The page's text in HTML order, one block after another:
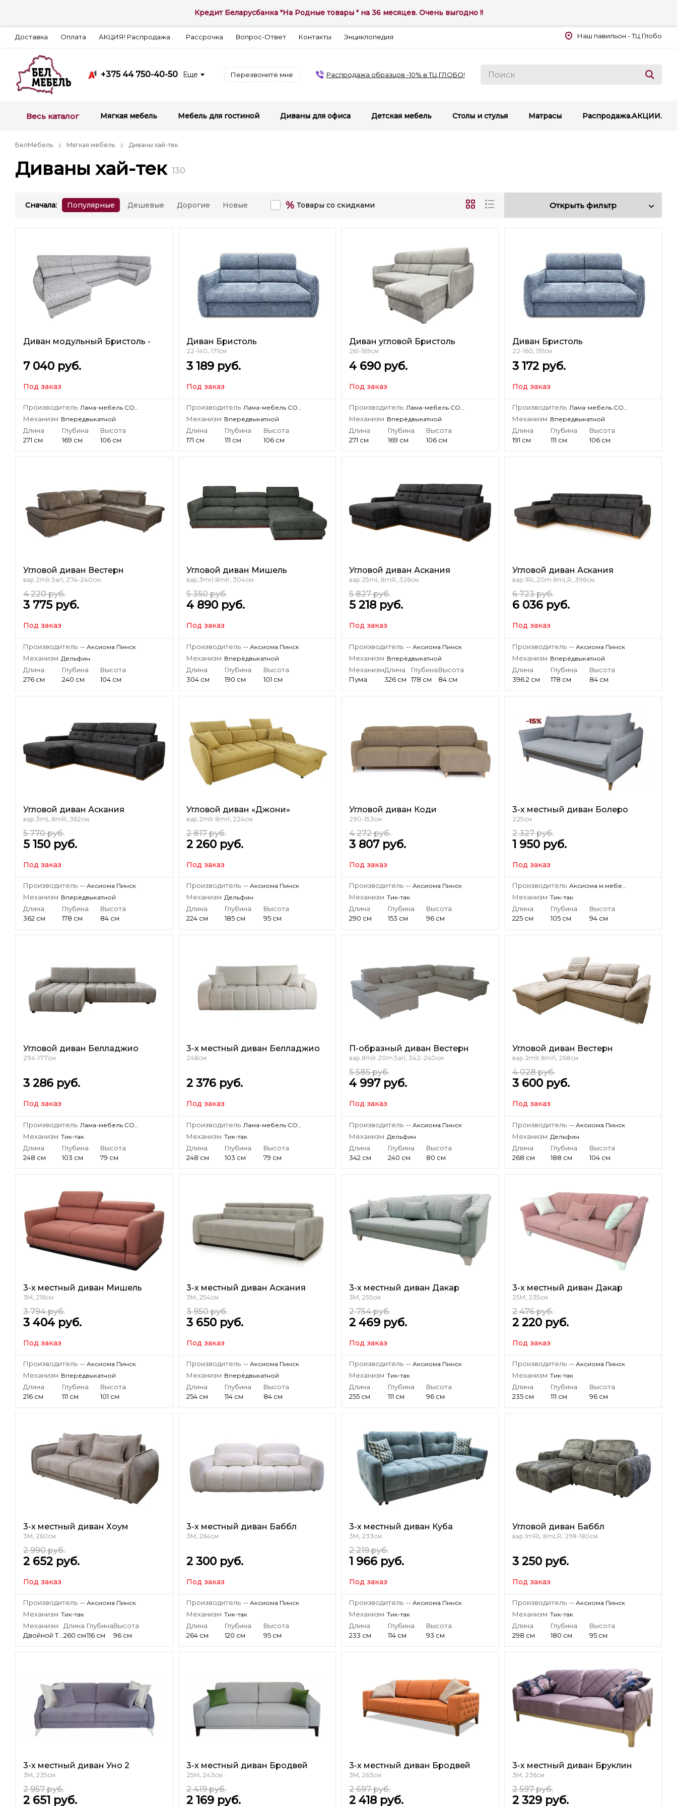
Доставка Оплата АКЦИЯ! Распродажа . Рассрочка Вопрос-Ответ Контакты Энциклопедия Наш павильон - ТЦ Глобо
+375 44 750-40-50 Еще Перезвоните мне Распродажа образцов -10% в ТЦ ГЛОБО!
Весь каталог Мягкая мебель Мебель для гостиной Диваны для офиса Детская мебель Столы и стулья Матрасы Распродажа.АКЦИИ.
БелМебель Мягкая мебель Диваны хай-тек
Диваны хай-тек 130
Сначала: Популярные Дешевые Дорогие Новые % Товары со скидками Открыть фильтр
Диван модульный Бристоль -
7 040 руб.
Под заказ
Производитель Лама-мебель СООО «Лама-мебель»
Механизм Вперёдвыкатной
Длина
271 см
Глубина
169 см
Высота
106 см
Диван Бристоль
22-140, 171см
3 189 руб.
Под заказ
Производитель Лама-мебель СООО «Лама-мебель»
Механизм Вперёдвыкатной
Длина
171 см
Глубина
111 см
Высота
106 см
Диван угловой Бристоль
261-169см
4 690 руб.
Под заказ
Производитель Лама-мебель СООО «Лама-мебель»
Механизм Вперёдвыкатной
Длина
271 см
Глубина
169 см
Высота
106 см
Диван Бристоль
22-160, 191см
3 172 руб.
Под заказ
Производитель Лама-мебель СООО «Лама-мебель»
Механизм Вперёдвыкатной
Длина
191 см
Глубина
111 см
Высота
106 см
Угловой диван Вестерн
вар.2mlr.5аrl, 274-240см.
4 220 руб.
3 775 руб.
Под заказ
Производитель -- Аксиома Пинск
Механизм Дельфин
Длина
276 см
Глубина
240 см
Высота
104 см
Угловой диван Мишель
вар.3mrl.8mlr, 304см.
5 350 руб.
4 890 руб.
Под заказ
Производитель -- Аксиома Пинск
Механизм Вперёдвыкатной
Длина
304 см
Глубина
190 см
Высота
101 см
Угловой диван Аскания
вар.25mL.8mR, 326см.
5 827 руб.
5 218 руб.
Под заказ
Производитель -- Аксиома Пинск
Механизм Вперёдвыкатной
Механизм
Пума
Длина
326 см
Глубина
178 см
Высота
84 см
Угловой диван Аскания
вар.1RL.20m.8mLR, 396см.
6 723 руб.
6 036 руб.
Под заказ
Производитель -- Аксиома Пинск
Механизм Вперёдвыкатной
Длина
396.2 см
Глубина
178 см
Высота
84 см
Угловой диван Аскания
вар.3mL.8mR, 362см.
5 770 руб.
5 150 руб.
Под заказ
Производитель -- Аксиома Пинск
Механизм Вперёдвыкатной
Длина
362 см
Глубина
178 см
Высота
84 см
Угловой диван «Джони»
вар.2mlr.8mrl, 224см
2 817 руб.
2 260 руб.
Под заказ
Производитель -- Аксиома Пинск
Механизм Дельфин
Длина
224 см
Глубина
185 см
Высота
95 см
Угловой диван Коди
290-153см
4 272 руб.
3 807 руб.
Под заказ
Производитель -- Аксиома Пинск
Механизм Тик-так
Длина
290 см
Глубина
153 см
Высота
96 см
3-х местный диван Болеро
225см
2 327 руб.
1 950 руб.
Под заказ
Производитель Аксиома м.мебель
Механизм Тик-так
Длина
225 см
Глубина
105 см
Высота
94 см
Угловой диван Белладжио
294-177см
3 286 руб.
Под заказ
Производитель
Механизм Тик-так
Длина
248 см
Глубина
103 см
Высота
79 см
3-х местный диван Белладжио
248см
2 376 руб.
Под заказ
Производитель
Механизм Тик-так
Длина
248 см
Глубина
103 см
Высота
79 см
П-образный диван Вестерн
вар.8mlr.20m.5arl, 342-240см
5 585 руб.
4 997 руб.
Под заказ
Производитель -- Аксиома Пинск
Механизм Дельфин
Длина
342 см
Глубина
240 см
Высота
80 см
Угловой диван Вестерн
вар.2mlr.8mrl, 268см
4 028 руб.
3 600 руб.
Под заказ
Производитель -- Аксиома Пинск
Механизм Дельфин
Длина
268 см
Глубина
188 см
Высота
104 см
3-х местный диван Мишель
3М, 216см
3 794 руб.
3 404 руб.
Под заказ
Производитель -- Аксиома Пинск
Механизм Вперёдвыкатной
Длина
216 см
Глубина
111 см
Высота
101 см
3-х местный диван Аскания
3М, 254см
3 950 руб.
3 650 руб.
Под заказ
Производитель -- Аксиома Пинск
Механизм Вперёдвыкатной
Длина
254 см
Глубина
114 см
Высота
84 см
3-х местный диван Дакар
3М, 255см
2 754 руб.
2 469 руб.
Под заказ
Производитель -- Аксиома Пинск
Механизм Тик-так
Длина
255 см
Глубина
111 см
Высота
96 см
3-х местный диван Дакар
25М, 235см
2 476 руб.
2 220 руб.
Под заказ
Производитель -- Аксиома Пинск
Механизм Тик-так
Длина
235 см
Глубина
111 см
Высота
96 см
3-х местный диван Хоум
3М, 260см
2 990 руб.
2 652 руб.
Под заказ
Производитель -- Аксиома Пинск
Механизм Тик-так
Механизм
Двойной Тик-так
Длина
260 см
Глубина
116 см
Высота
96 см
3-х местный диван Баббл
3М, 264см
2 300 руб.
Под заказ
Производитель -- Аксиома Пинск
Механизм Тик-так
Длина
264 см
Глубина
120 см
Высота
95 см
3-х местный диван Куба
3М, 233см
2 219 руб.
1 966 руб.
Под заказ
Производитель -- Аксиома Пинск
Механизм Тик-так
Длина
233 см
Глубина
114 см
Высота
93 см
Угловой диван Баббл
вар.1mRL.8mLR, 298-180см
3 250 руб.
Под заказ
Производитель -- Аксиома Пинск
Механизм Тик-так
Длина
298 см
Глубина
180 см
Высота
95 см
3-х местный диван Уно 2
3М, 235см
2 957 руб.
2 651 руб.
3-х местный диван Бродвей
25М, 243см
2 419 руб.
2 169 руб.
3-х местный диван Бродвей
3М, 263см
2 697 руб.
2 418 руб.
3-х местный диван Бруклин
3М, 236см
2 597 руб.
2 329 руб.
Кредит Беларусбанка "На Родные товары " на 36 месяцев. Очень выгодно !!